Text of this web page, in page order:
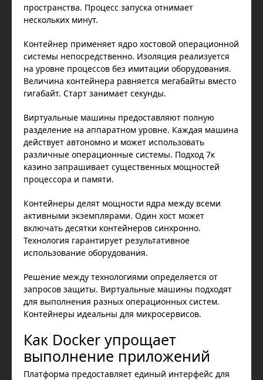
пространства. Процесс запуска отнимает
нескольких минут.
Контейнер применяет ядро хостовой операционной
системы непосредственно. Изоляция реализуется
на уровне процессов без имитации оборудования.
Величина контейнера равняется мегабайты вместо
гигабайт. Старт занимает секунды.
Виртуальные машины предоставляют полную
разделение на аппаратном уровне. Каждая машина
действует автономно и может использовать
различные операционные системы. Подход 7к
казино запрашивает существенных мощностей
процессора и памяти.
Контейнеры делят мощности ядра между всеми
активными экземплярами. Один хост может
включать десятки контейнеров синхронно.
Технология гарантирует результативное
использование оборудования.
Решение между технологиями определяется от
запросов защиты. Виртуальные машины подходят
для выполнения разных операционных систем.
Контейнеры идеальны для микросервисов.
Как Docker упрощает
выполнение приложений
Платформа предоставляет единый интерфейс для